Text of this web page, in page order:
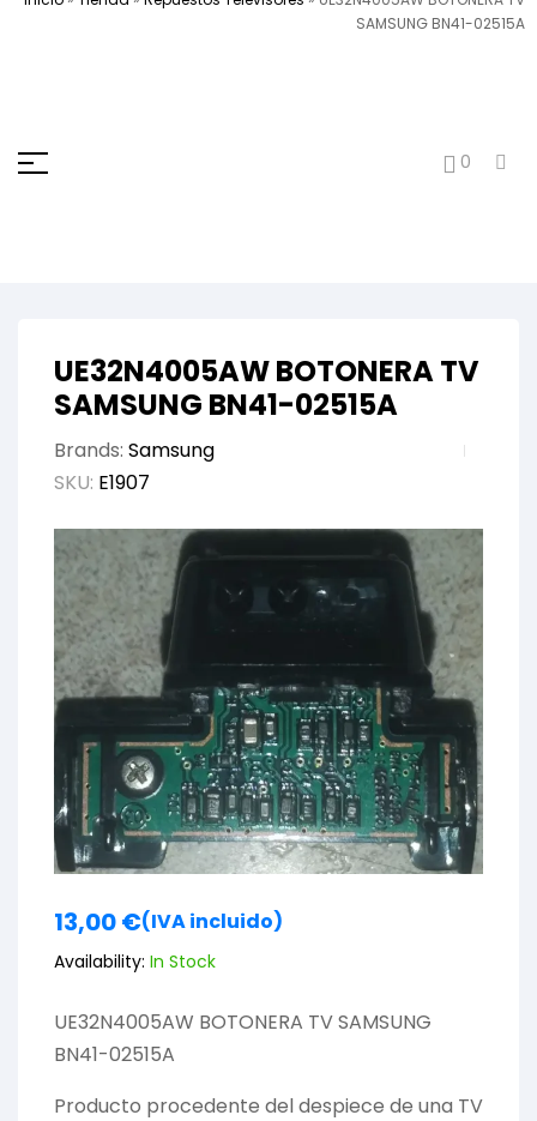
SAMSUNG BN41-02515A
0
UE32N4005AW BOTONERA TV
SAMSUNG BN41-02515A
Brands: Samsung
SKU: E1907
13,00€(IVA incluido)
Availability: In Stock
UE32N4005AW BOTONERA TV SAMSUNG
BN41-02515A
Producto procedente del despiece de una TV